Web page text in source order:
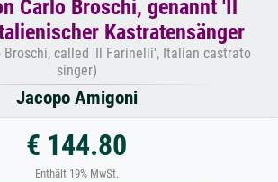
Carlo Broschi, genannt 'Il
Kastratensänger
called 'Il Farinelli', Italian castrato
singer)
Jacopo Amigoni
€ 144.80
Enthält 19% MwSt.